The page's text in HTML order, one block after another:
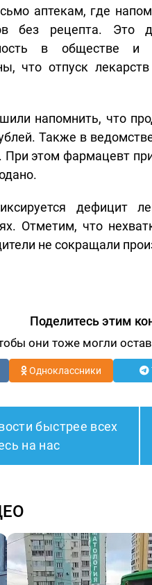
аптекам, где
без рецепта. Это
в обществе
что отпуск
напомнить, что
Также в
этом фармацевт
дефицит
Отметим, что
не сокращали
Поделитесь этим
они тоже могли
Одноклассники
быстрее всех
на нас